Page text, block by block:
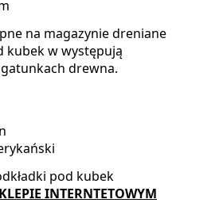
na magazynie dreniane
kubek w występują
drewna.
pod kubek
INTERNTETOWYM